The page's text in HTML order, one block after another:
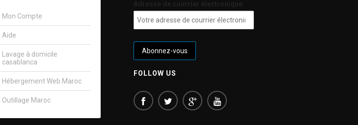
Mon Compte
Aide
Lavage à domicile
casablanca
Hébergement Web Maroc
Outillage Maroc
FOLLOW US